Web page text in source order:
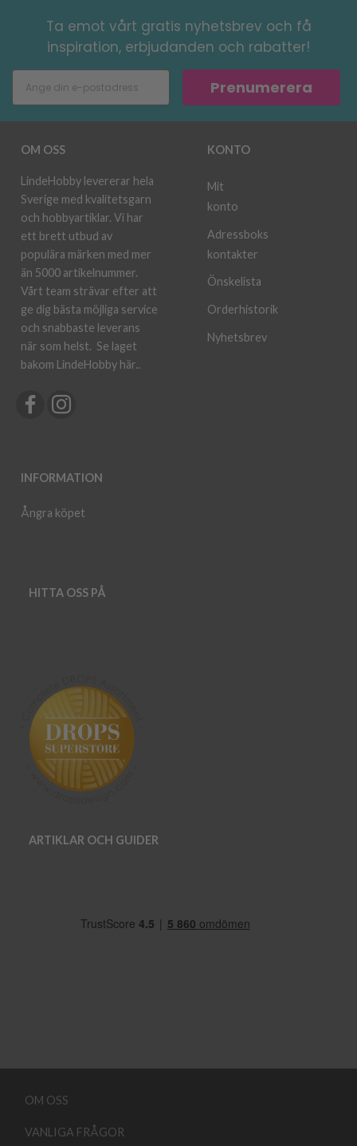
Ta emot vårt gratis nyhetsbrev och få
inspiration, erbjudanden och rabatter!
Prenumerera
OM OSS
LindeHobby levererar hela
Sverige med kvalitetsgarn
och hobbyartiklar. Vi har
ett brett utbud av
populära märken med mer
än 5000 artikelnummer.
Vårt team strävar efter att
ge dig bästa möjliga service
och snabbaste leverans
när som helst. Se laget
bakom LindeHobby här..
INFORMATION
Ångra köpet
KONTO
Mit
konto
Adressboks
kontakter
Önskelista
Orderhistorik
Nyhetsbrev
HITTA OSS PÅ
ARTIKLAR OCH GUIDER
OM OSS
VANLIGA FRÅGOR